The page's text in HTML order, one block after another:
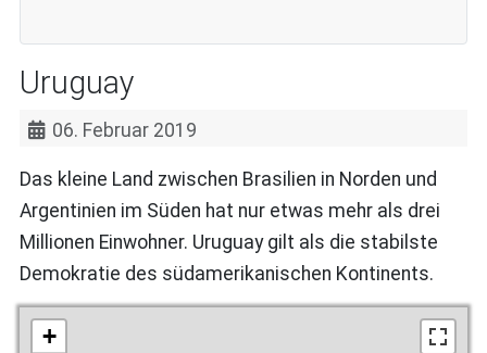
Uruguay
06. Februar 2019
Das kleine Land zwischen Brasilien in Norden und
Argentinien im Süden hat nur etwas mehr als drei
Millionen Einwohner. Uruguay gilt als die stabilste
Demokratie des südamerikanischen Kontinents.
+